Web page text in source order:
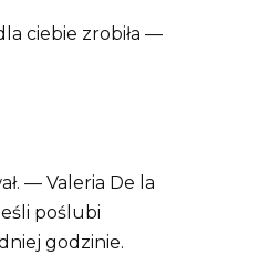
ciebie zrobiła —
— Valeria De la
poślubi
godzinie.